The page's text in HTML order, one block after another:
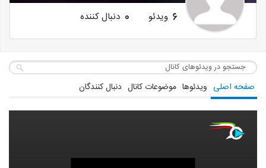
6 ویدئو 0 دنبال کننده
صفحه اصلی ویدئوها موضوعات کانال دنبال کنندگان